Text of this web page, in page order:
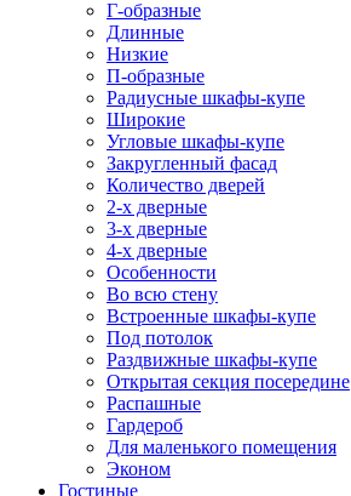
Г-образные
Длинные
Низкие
П-образные
Радиусные шкафы-купе
Широкие
Угловые шкафы-купе
Закругленный фасад
Количество дверей
2-х дверные
3-х дверные
4-х дверные
Особенности
Во всю стену
Встроенные шкафы-купе
Под потолок
Раздвижные шкафы-купе
Открытая секция посередине
Распашные
Гардероб
Для маленького помещения
Эконом
Гостиные